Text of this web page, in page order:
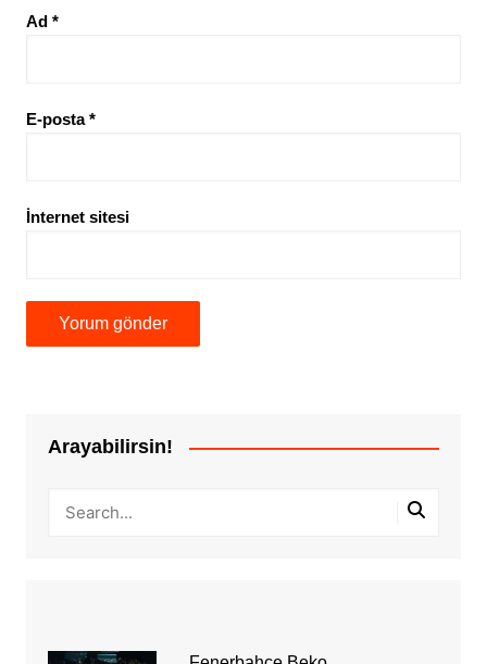
Ad *
E-posta*
İnternet sitesi
Arayabilirsin!